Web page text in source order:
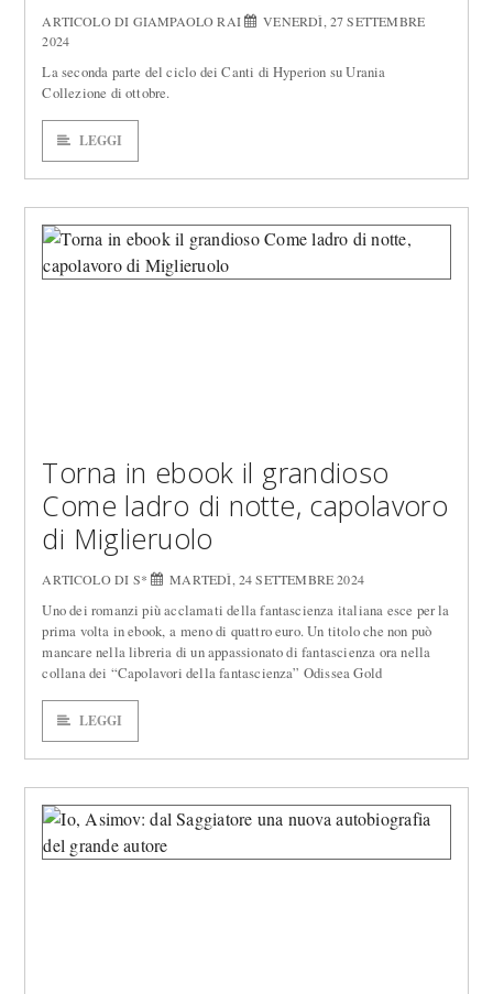
ARTICOLO DI GIAMPAOLO RAI
VENERDÌ, 27 SETTEMBRE
2024
La seconda parte del ciclo dei Canti di Hyperion su Urania
Collezione di ottobre.
LEGGI
Torna in ebook il grandioso
Come ladro di notte, capolavoro
di Miglieruolo
ARTICOLO DI S* MARTEDÌ, 24 SETTEMBRE 2024
Uno dei romanzi più acclamati della fantascienza italiana esce per la
prima volta in ebook, a meno di quattro euro. Un titolo che non può
mancare nella libreria di un appassionato di fantascienza ora nella
collana dei “Capolavori della fantascienza” Odissea Gold
LEGGI